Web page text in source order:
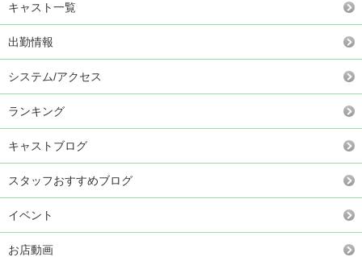
キャスト一覧
出勤情報
システム/アクセス
ランキング
キャストブログ
スタッフおすすめブログ
イベント
お店動画